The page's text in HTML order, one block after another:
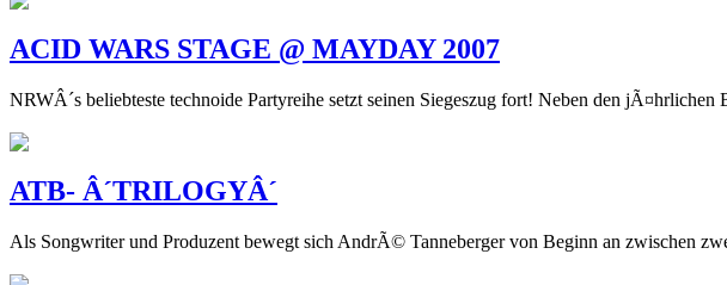
ACID WARS STAGE @ MAYDAY 2007
NRWÂ´s beliebteste technoide Partyreihe setzt seinen Siegeszug fort! Neben den
ATB- Â´TRILOGYÂ´
Als Songwriter und Produzent bewegt sich AndrÃ© Tanneberger von Beginn an zwischen